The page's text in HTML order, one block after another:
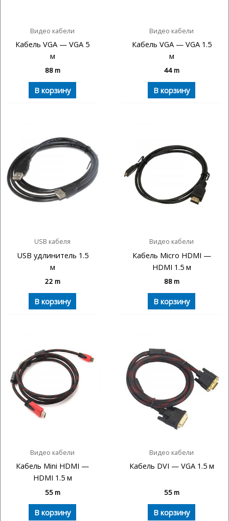
Видео кабели
Кабель VGA — VGA 5
м
88m
В корзину
Видео кабели
Кабель VGA — VGA 1.5
м
44m
В корзину
USB кабеля
USB удлинитель 1.5
м
22 m
В корзину
Видео кабели
Кабель Micro HDMI —
HDMI 1.5 м
88m
В корзину
Видео кабели
Кабель Mini HDMI —
HDMI 1.5 м
55m
В корзину
Видео кабели
Кабель DVI — VGA 1.5 м
55m
В корзину